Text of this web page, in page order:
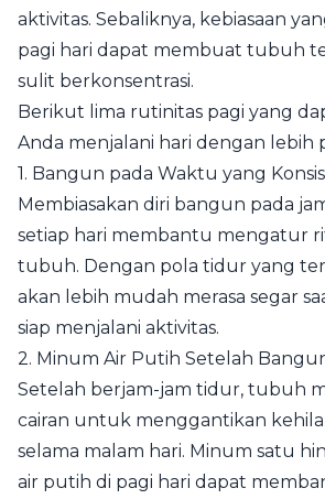
aktivitas. Sebaliknya, kebiasaan
pagi hari dapat membuat tubuh
sulit berkonsentrasi.
Berikut lima rutinitas pagi yang
Anda menjalani hari dengan lebih
1. Bangun pada Waktu yang
Membiasakan diri bangun pada
setiap hari membantu mengatur
tubuh. Dengan pola tidur yang
akan lebih mudah merasa segar
siap menjalani aktivitas.
2. Minum Air Putih Setelah
Setelah berjam-jam tidur, tubuh
cairan untuk menggantikan
selama malam hari. Minum satu
air putih di pagi hari dapat